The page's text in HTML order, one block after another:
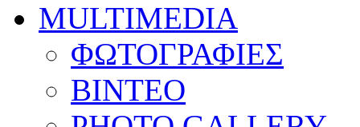
MULTIMEDIA
ΦΩΤΟΓΡΑΦΙΕΣ
ΒΙΝΤΕΟ